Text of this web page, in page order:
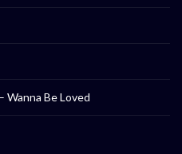
Wanna Be Loved